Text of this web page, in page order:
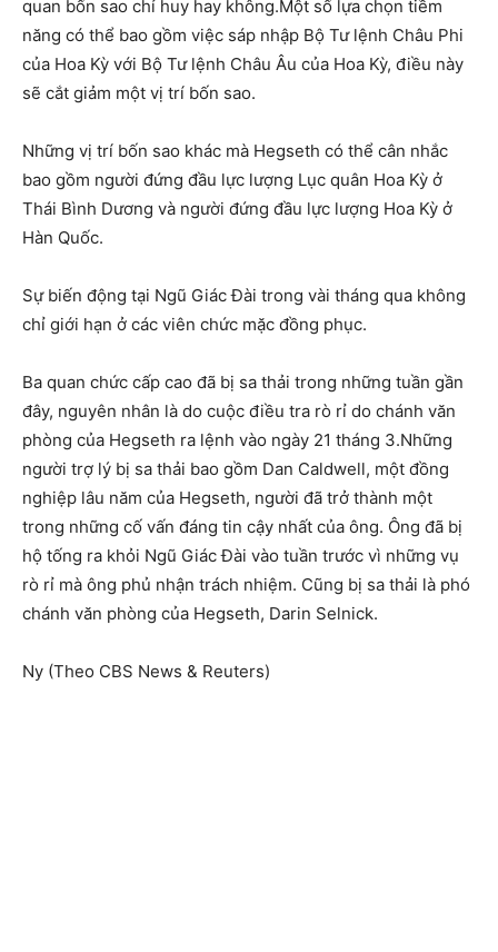
quan bốn sao chỉ huy hay không.Một số lựa chọn tiềm
năng có thể bao gồm việc sáp nhập Bộ Tư lệnh Châu Phi
của Hoa Kỳ với Bộ Tư lệnh Châu Âu của Hoa Kỳ, điều này
sẽ cắt giảm một vị trí bốn sao.
Những vị trí bốn sao khác mà Hegseth có thể cân nhắc
bao gồm người đứng đầu lực lượng Lục quân Hoa Kỳ ở
Thái Bình Dương và người đứng đầu lực lượng Hoa Kỳ ở
Hàn Quốc.
Sự biến động tại Ngũ Giác Đài trong vài tháng qua không
chỉ giới hạn ở các viên chức mặc đồng phục.
Ba quan chức cấp cao đã bị sa thải trong những tuần gần
đây, nguyên nhân là do cuộc điều tra rò rỉ do chánh văn
phòng của Hegseth ra lệnh vào ngày 21 tháng 3.Những
người trợ lý bị sa thải bao gồm Dan Caldwell, một đồng
nghiệp lâu năm của Hegseth, người đã trở thành một
trong những cố vấn đáng tin cậy nhất của ông. Ông đã bị
hộ tống ra khỏi Ngũ Giác Đài vào tuần trước vì những vụ
rò rỉ mà ông phủ nhận trách nhiệm. Cũng bị sa thải là phó
chánh văn phòng của Hegseth, Darin Selnick.
Ny (Theo CBS News & Reuters)